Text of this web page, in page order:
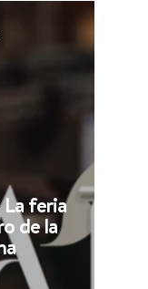
feria
de la